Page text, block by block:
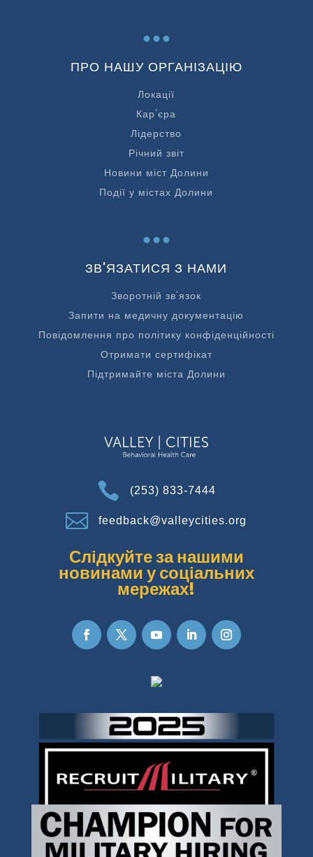
...
ПРО НАШУ ОРГАНІЗАЦІЮ
Локації
Кар'єра
Лідерство
Річний звіт
Новини міст Долини
Події у містах Долини
...
ЗВ'ЯЗАТИСЯ З НАМИ
Зворотній зв'язок
Запити на медичну документацію
Повідомлення про політику конфіденційності
Отримати сертифікат
Підтримайте міста Долини
 (253) 833-7444
 feedback@valleycities.org
Слідкуйте за нашими
новинами у соціальних
мережах!